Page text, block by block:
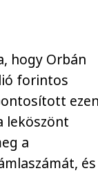
hogy Orbán
forintos
leköszönt
a
és